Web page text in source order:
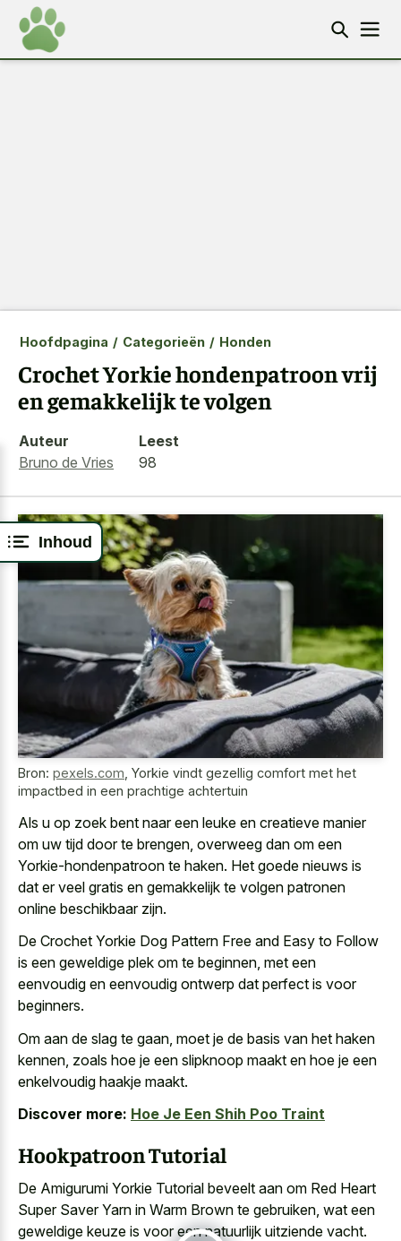
Inhoud
Hoofdpagina / Categorieën / Honden
Crochet Yorkie hondenpatroon vrij
en gemakkelijk te volgen
Auteur
Bruno de Vries
Leest
98
Bron: pexels.com Yorkie vindt gezellig comfort met het
impactbed in een prachtige achtertuin
Als u op zoek bent naar een leuke en creatieve manier
om uw tijd door te brengen, overweeg dan om een
Yorkie-hondenpatroon te haken. Het goede nieuws is
dat er veel gratis en gemakkelijk te volgen patronen
online beschikbaar zijn.
De Crochet Yorkie Dog Pattern Free and Easy to Follow
is een geweldige plek om te beginnen, met een
eenvoudig en eenvoudig ontwerp dat perfect is voor
beginners.
Om aan de slag te gaan, moet je de basis van het haken
kennen, zoals hoe je een slipknoop maakt en hoe je een
enkelvoudig haakje maakt.
Discover more: Hoe Je Een Shih Poo Traint
Hookpatroon Tutorial
De Amigurumi Yorkie Tutorial beveelt aan om Red Heart
Super Saver Yarn in Warm Brown te gebruiken, wat een
geweldige keuze is voor een natuurlijk uitziende vacht.